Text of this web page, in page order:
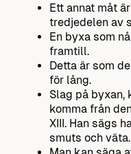
Ett annat måt
tredjedelen av
En byxa som
framtill.
Detta är som
för lång.
Slag på byxan,
komma från
XIII. Han sägs
smuts och väta.